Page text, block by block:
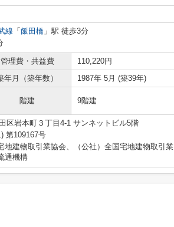
線 「 飯田橋 」駅 徒歩3分
管理費・共益費
110,220円
年月（築年数） 1987年 5月 (築39年)
階建 9階建
区岩本町３丁目4-1 サンネットビル5階
第109167号
地建物取引業協会、（公社）全国宅地建物取引業
通機構